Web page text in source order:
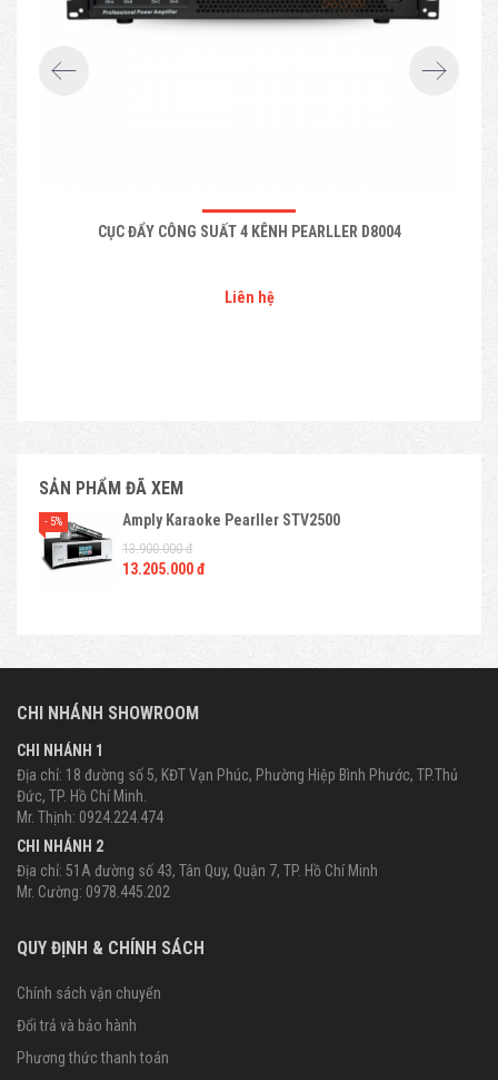
CỤC ĐẨY CÔNG SUẤT 4 KÊNH PEARLLER D8004
Liên hệ
SẢN PHẨM ĐÃ XEM
Amply Karaoke Pearller STV2500
13.900.000 đ
13.205.000 đ
- 5%
CHI NHÁNH SHOWROOM
CHI NHÁNH 1
Địa chỉ: 18 đường số 5, KĐT Vạn Phúc, Phường Hiệp Bình Phước, TP.Thủ
Đức, TP. Hồ Chí Minh.
Mr. Thịnh: 0924.224.474
CHI NHÁNH 2
Địa chỉ: 51A đường số 43, Tân Quy, Quận 7, TP. Hồ Chí Minh
Mr. Cường: 0978.445.202
QUY ĐỊNH & CHÍNH SÁCH
Chính sách vận chuyển
Đổi trả và bảo hành
Phương thức thanh toán